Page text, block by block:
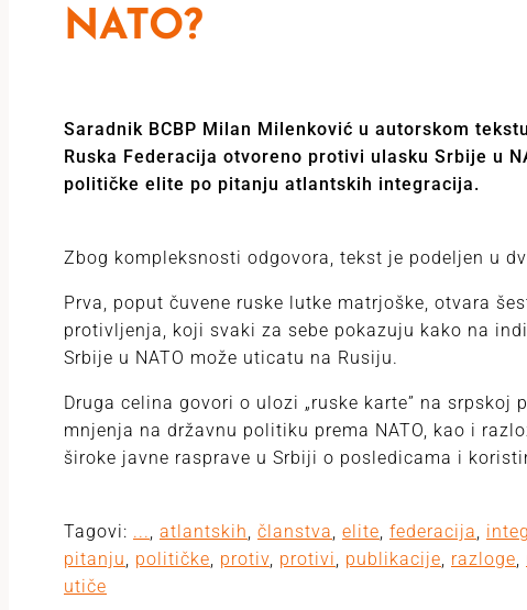
NATO?
Saradnik BCBP Milan Milenković u autorskom
Ruska Federacija otvoreno protivi ulasku Srbije u
političke elite po pitanju atlantskih integracija.
Zbog kompleksnosti odgovora, tekst je podeljen u
Prva, poput čuvene ruske lutke matrjoške, otvara
protivljenja, koji svaki za sebe pokazuju kako na
Srbije u NATO može uticatu na Rusiju.
Druga celina govori o ulozi „ruske karte” na
mnjenja na državnu politiku prema NATO, kao i
široke javne rasprave u Srbiji o posledicama i
Tagovi: ..., atlantskih, članstva, elite, federacija,
pitanju, političke, protiv, protivi, publikacije, razloge,
utiče